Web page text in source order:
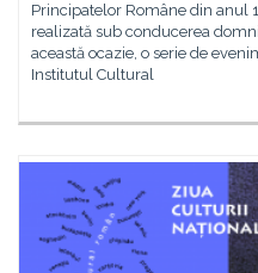
Principatelor Române din anul
realizată sub conducerea
această ocazie, o serie de
Institutul Cultural